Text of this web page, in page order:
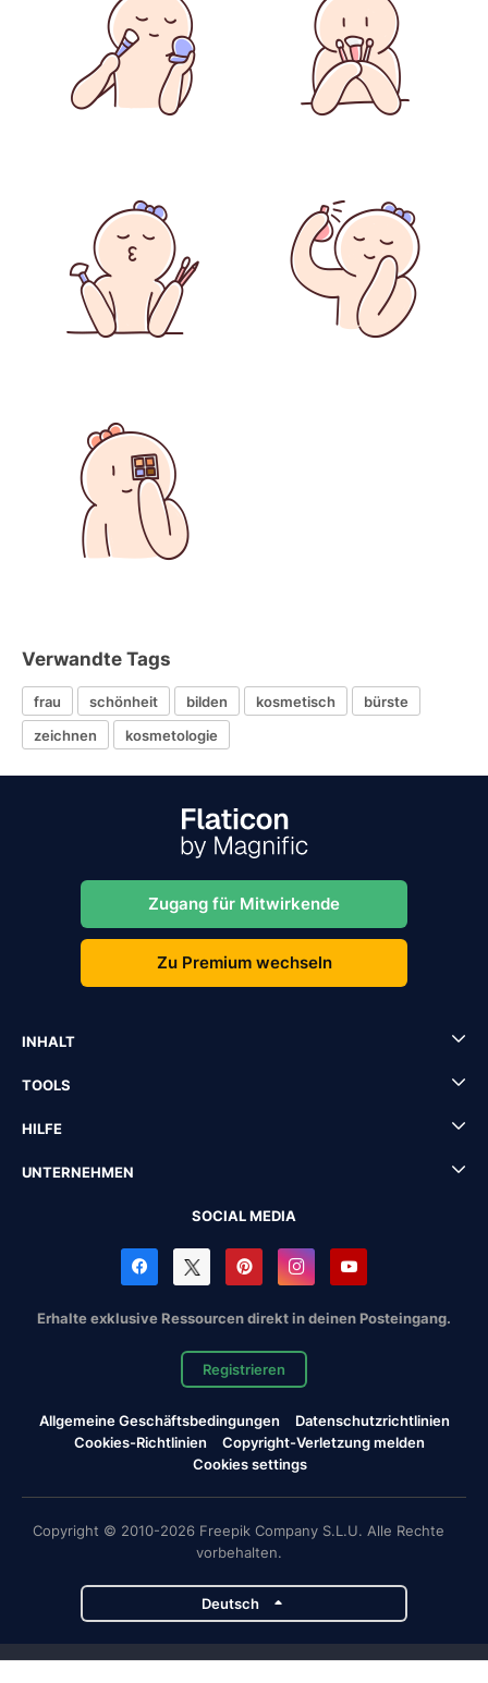
Verwandte Tags
frau schönheit bilden kosmetisch
bürste
zeichnen
kosmetologie
Zugang für Mitwirkende
Zu Premium wechseln
INHALT
TOOLS
HILFE
UNTERNEHMEN
SOCIAL MEDIA
Erhalte exklusive Ressourcen direkt in deinen Posteingang.
Registrieren
Allgemeine Geschäftsbedingungen
Datenschutzrichtlinien
Cookies-Richtlinien
Copyright-Verletzung melden
Cookies settings
Copyright © 2010-2026 Freepik Company S.L.U. Alle Rechte
vorbehalten.
Deutsch